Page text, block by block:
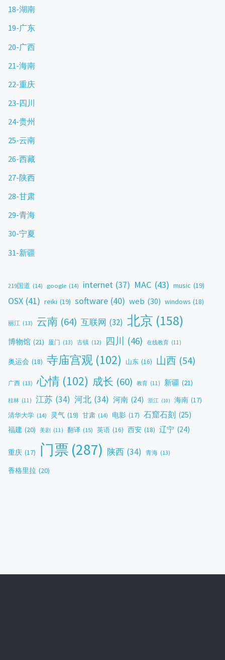
18-湖南
19-广东
20-广西
21-海南
22-重庆
23-四川
24-贵州
25-云南
26-西藏
27-陕西
28-甘肃
29-青海
30-宁夏
31-新疆
219国道 (14) google (14) internet (37) MAC (43) music (19)
OSX (41) reiki (19) software (40) web (30) windows (18)
丽江 (13) 云南 (64) 互联网 (32) 北京 (158)
博物馆 (21) 厦门 (13) 古镇 (12) 四川 (46) 在线教育 (11)
奥运会 (18) 寺庙宫观 (102) 山东 (16) 山西 (54)
广西 (13) 心情 (102) 成长 (60) 教育 (11) 新疆 (21)
桂林 (11) 江苏 (34) 河北 (34) 河南 (24) 浙江 (10) 海南 (17)
清华大学 (14) 灵气 (19) 甘肃 (14) 电影 (17) 石窟石刻 (25)
福建 (20) 美剧 (11) 翻译 (15) 英语 (16) 西安 (18) 辽宁 (24)
重庆 (17) 门票 (287) 陕西 (34) 青海 (13)
香格里拉 (20)